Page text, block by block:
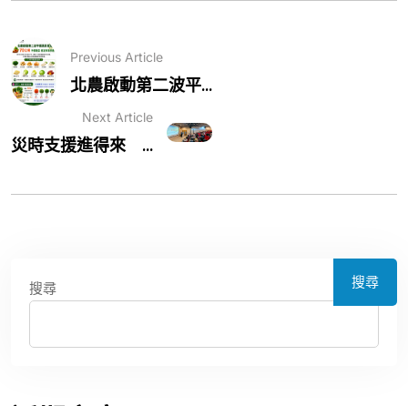
Previous Article
北農啟動第二波平...
Next Article
災時支援進得來 ...
搜尋 搜尋